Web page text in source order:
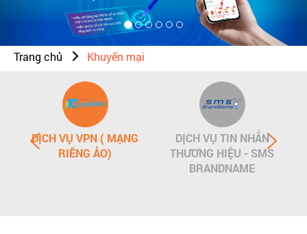
Trang chủ Khuyến mại
DỊCH VỤ VPN ( MẠNG
RIÊNG ẢO)
DỊCH VỤ TIN NHẮN
THƯƠNG HIỆU - SMS
BRANDNAME